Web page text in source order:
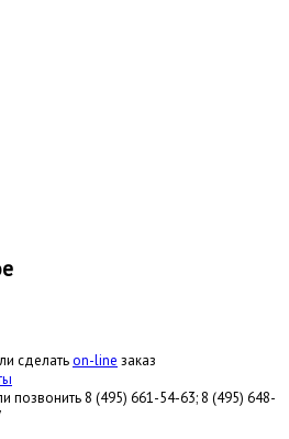
сделатьon-line заказ
позвонить 8 (495) 661-54-63; 8 (495) 648-